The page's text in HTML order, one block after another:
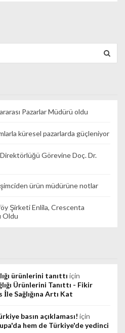
Pazarlar Müdürü oldu
küresel pazarlarda güçleniyor
Görevine Doç. Dr.
ürün müdürüne notlar
Şirketi Enlila, Crescenta
Oldu
ürünlerini tanıttı için
Ürünlerini Tanıttı - Fikir
Sağlığına Artı Kat
basın açıklaması! için
hem de Türkiye'de yedinci